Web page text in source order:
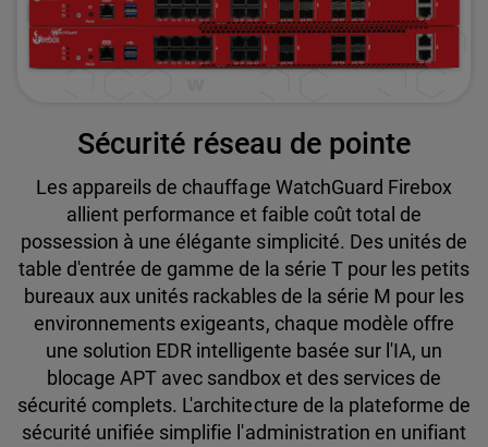
Sécurité réseau de pointe
Les appareils de chauffage WatchGuard Firebox
allient performance et faible coût total de
possession à une élégante simplicité. Des unités de
table d'entrée de gamme de la série T pour les petits
bureaux aux unités rackables de la série M pour les
environnements exigeants, chaque modèle offre
une solution EDR intelligente basée sur l'IA, un
blocage APT avec sandbox et des services de
sécurité complets. L'architecture de la plateforme de
sécurité unifiée simplifie l'administration en unifiant